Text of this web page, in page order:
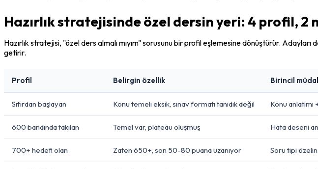
Hazırlık stratejisinde özel dersin yeri: 4 profil, 2
Hazırlık stratejisi, "özel ders almalı mıyım" sorusunu bir profil eşlemesine dönüştürür.
getirir.
Profil Belirgin özellik Birincil
Sıfırdan başlayan Konu temeli eksik, sınav formatı tanıdık değil Konu anlatımı
600 bandında takılan Temel var, plateau oluşmuş Hata deseni
700+ hedefi olan Zaten 650+, son 50-80 puana uzanıyor Soru tipi